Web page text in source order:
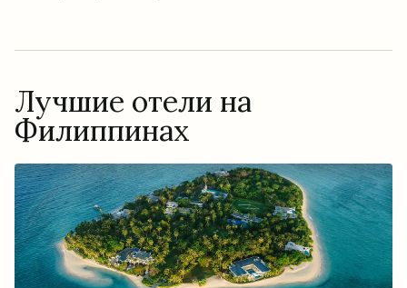
Лучшие отели на
Филиппинах